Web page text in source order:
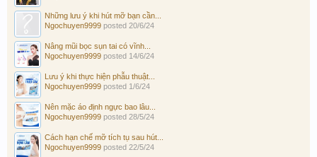
Những lưu ý khi hút mỡ bạn cần...
Ngochuyen9999 posted 20/6/24
Nâng mũi bọc sụn tai có vĩnh...
Ngochuyen9999 posted 14/6/24
Lưu ý khi thực hiện phẫu thuật...
Ngochuyen9999 posted 1/6/24
Nên mặc áo định ngực bao lâu...
Ngochuyen9999 posted 28/5/24
Cách hạn chế mỡ tích tụ sau hút...
Ngochuyen9999 posted 22/5/24